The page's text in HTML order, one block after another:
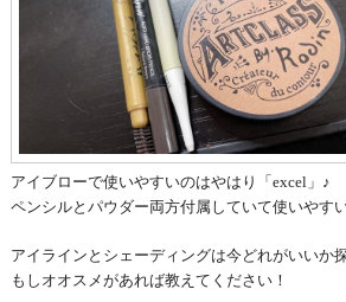
アイブローで使いやすいのはやはり「excel」♪
ペンシルとパウダー両方付属していて使いやす
アイラインとシェーディングは今どれがいいか
もしオオスメがあれば教えてください！